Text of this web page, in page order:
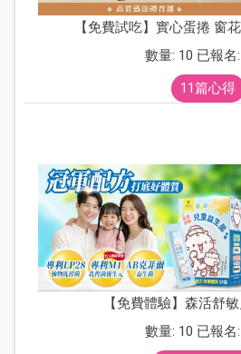
【免費試吃】實心蛋捲 窗
數量: 10 已報名
11篇心得
【免費體驗】森活舒
數量: 10 已報名